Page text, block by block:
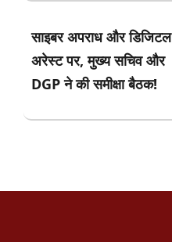
साइबर अपराध और डिजिटल
अरेस्ट पर, मुख्य सचिव और
DGP ने की समीक्षा बैठक!